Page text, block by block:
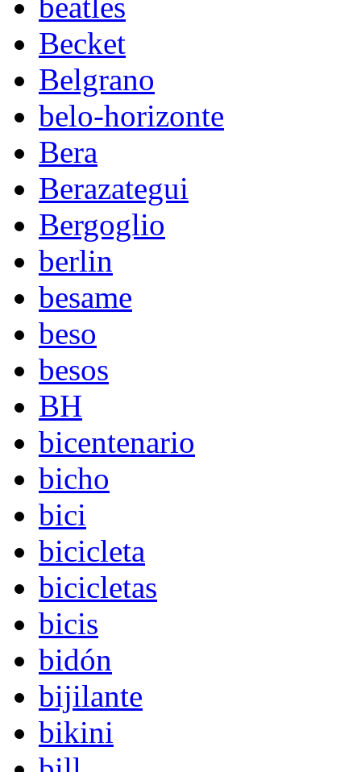
beatles
Becket
Belgrano
belo-horizonte
Bera
Berazategui
Bergoglio
berlin
besame
beso
besos
BH
bicentenario
bicho
bici
bicicleta
bicicletas
bicis
bidón
bijilante
bikini